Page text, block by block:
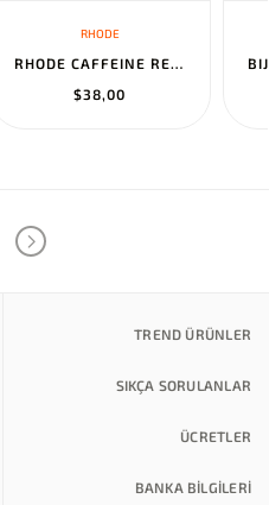
RHODE
RHODE CAFFEINE RESET SCULPTING CREAM MASK
$38,00
TREND ÜRÜNLER
SIKÇA SORULANLAR
ÜCRETLER
BANKA BILGILERI